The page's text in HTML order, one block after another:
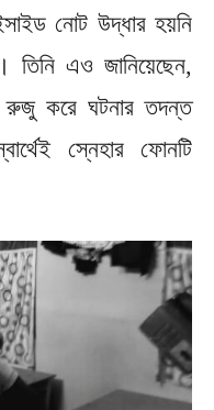
নোট উদ্ধার হয়নি
তিনি এও জানিয়েছেন,
রুজু করে ঘটনার তদন্ত
স্নেহার ফোনটি